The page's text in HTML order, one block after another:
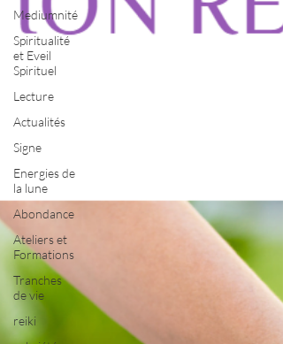
Mediumnité
Spiritualité
et Eveil
Spirituel
Lecture
Actualités
Signe
Energies de
la lune
Abondance
Ateliers et
Formations
Tranches
de vie
reiki